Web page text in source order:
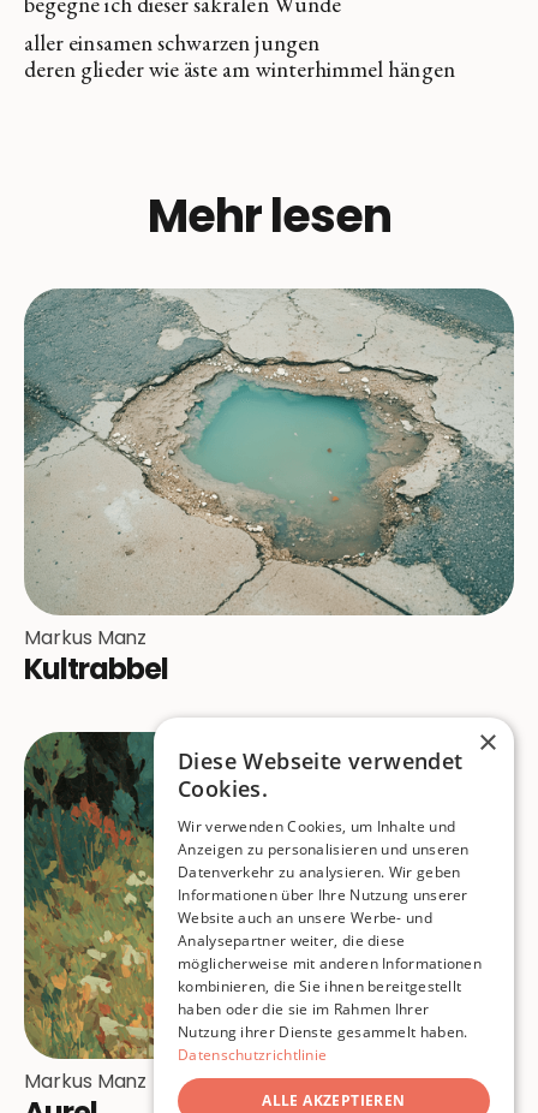
aller einsamen schwarzen jungen
deren glieder wie äste am winterhimmel hängen
Mehr lesen
Markus Manz
Kultrabbel
Markus Manz
×
Diese Webseite verwendet
Cookies.
Wir verwenden Cookies, um Inhalte und
Anzeigen zu personalisieren und unseren
Datenverkehr zu analysieren. Wir geben
Informationen über Ihre Nutzung unserer
Website auch an unsere Werbe- und
Analysepartner weiter, die diese
möglicherweise mit anderen Informationen
kombinieren, die Sie ihnen bereitgestellt
haben oder die sie im Rahmen Ihrer
Nutzung ihrer Dienste gesammelt haben.
Datenschutzrichtlinie
ALLE AKZEPTIEREN